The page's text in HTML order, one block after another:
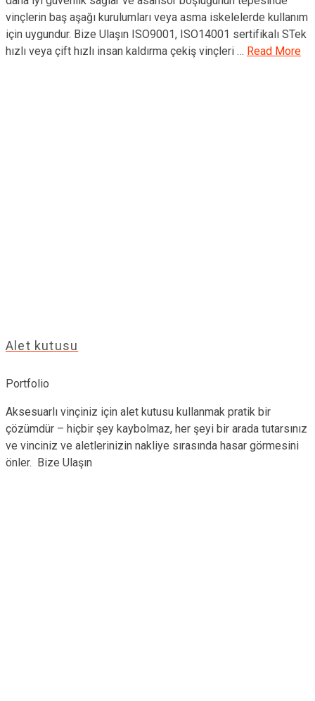
vinçlerin baş aşağı kurulumları veya asma iskelelerde kullanım
için uygundur. Bize Ulaşın ISO9001, ISO14001 sertifikalı STek
hızlı veya çift hızlı insan kaldırma çekiş vinçleri … Read More
Alet kutusu
Portfolio
Aksesuarlı vinçiniz için alet kutusu kullanmak pratik bir
çözümdür – hiçbir şey kaybolmaz, her şeyi bir arada tutarsınız
ve vinciniz ve aletlerinizin nakliye sırasında hasar görmesini
önler. Bize Ulaşın